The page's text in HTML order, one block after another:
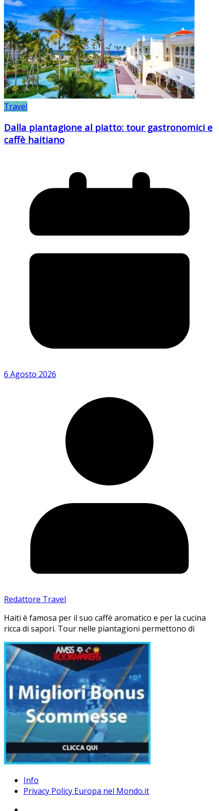
Travel
Dalla piantagione al piatto: tour gastronomici e
caffè haitiano
6 Agosto 2026
Redattore Travel
Haiti è famosa per il suo caffè aromatico e per la cucina
ricca di sapori. Tour nelle piantagioni permettono di
Info
Privacy Policy Europa nel Mondo.it